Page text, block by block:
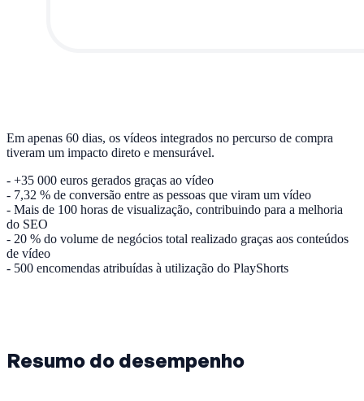
Em apenas 60 dias, os vídeos integrados no percurso de compra
tiveram um impacto direto e mensurável.
- +35 000 euros gerados graças ao vídeo
- 7,32 % de conversão entre as pessoas que viram um vídeo
- Mais de 100 horas de visualização, contribuindo para a melhoria
do SEO
- 20 % do volume de negócios total realizado graças aos conteúdos
de vídeo
- 500 encomendas atribuídas à utilização do PlayShorts
Resumo do desempenho